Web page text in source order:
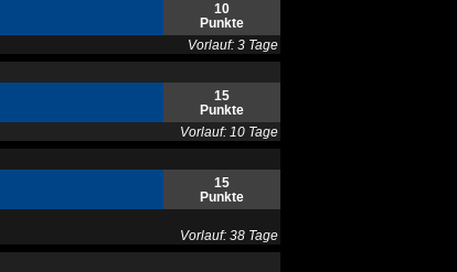
10
Punkte
Vorlauf: 3 Tage
15
Punkte
Vorlauf: 10 Tage
15
Punkte
Vorlauf: 38 Tage